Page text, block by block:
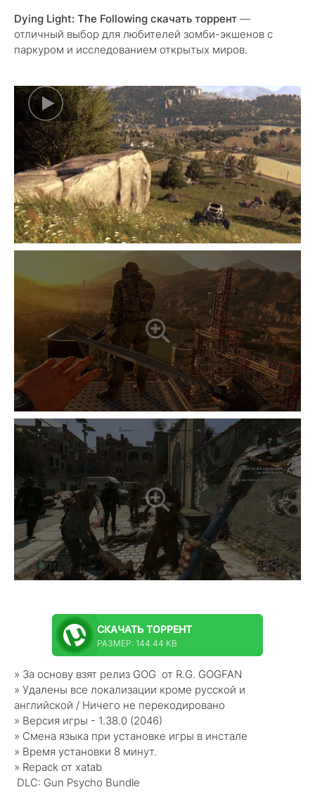
Dying Light: The Following скачать торрент —
отличный выбор для любителей зомби-экшенов с
паркуром и исследованием открытых миров.
СКАЧАТЬ ТОРРЕНТ
РАЗМЕР: 144.44 KB
» За основу взят релиз GOG от R.G. GOGFAN
» Удалены все локализации кроме русской и
английской / Ничего не перекодировано
» Версия игры - 1.38.0 (2046)
» Смена языка при установке игры в инстале
» Время установки 8 минут.
» Repack от xatab
DLC: Gun Psycho Bundle